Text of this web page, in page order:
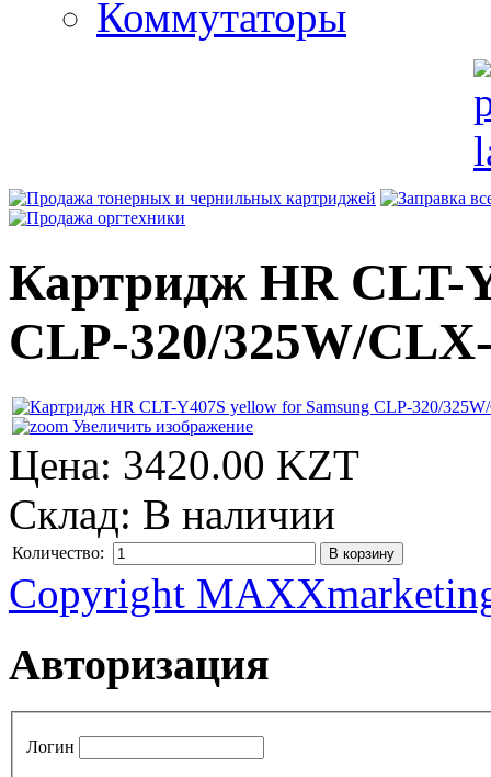
Коммутаторы
Картридж HR CLT-
CLP-320/325W/
Увеличить изображение
Цена: 3420.00 KZT
Склад: В наличии
Количество:
Copyright
Авторизация
Логин